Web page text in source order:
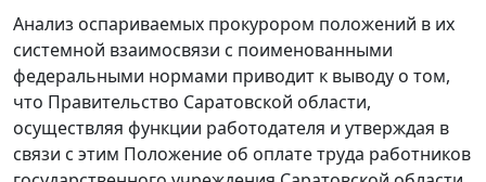
Анализ оспариваемых прокурором положений в их
системной взаимосвязи с поименованными
федеральными нормами приводит к выводу о том,
что Правительство Саратовской области,
осуществляя функции работодателя и утверждая в
связи с этим Положение об оплате труда работников